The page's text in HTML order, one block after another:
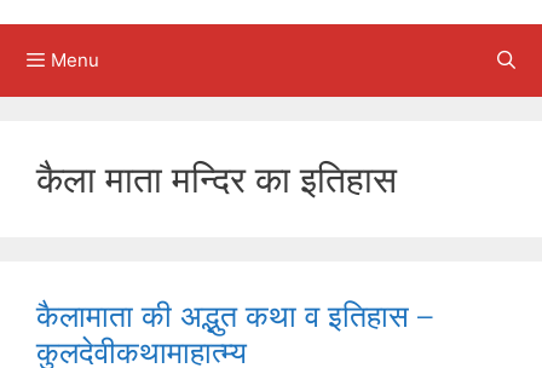
Menu
कैला माता मन्दिर का इतिहास
कैलामाता की अद्भुत कथा व इतिहास –
कुलदेवीकथामाहात्म्य